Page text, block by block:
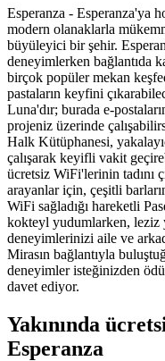
Esperanza - Esperanza'ya
modern olanaklarla
büyüleyici bir şehir.
deneyimlerken bağlantıda
birçok popüler mekan
pastaların keyfini
Luna'dır; burada e-
projeniz üzerinde
Halk Kütüphanesi,
çalışarak keyifli vakit
ücretsiz WiFi'lerinin tadını
arayanlar için, çeşitli
WiFi sağladığı hareketli
kokteyl yudumlarken, leziz
deneyimlerinizi aile ve
Mirasın bağlantıyla
deneyimler isteğinizden
davet ediyor.
Yakınında
Esperanza